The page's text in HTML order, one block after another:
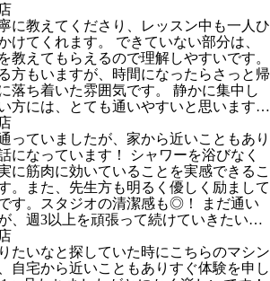
に教えてくださり、レッスン中も一人ひ
けてくれます。 できていない部分は、
教えてもらえるので理解しやすいです。
方もいますが、時間になったらさっと帰
落ち着いた雰囲気です。 静かに集中し
方には、とても通いやすいと思います。
います。
っていましたが、家から近いこともあり
になっています！ シャワーを浴びなく
に筋肉に効いていることを実感できるこ
。また、先生方も明るく優しく励まして
す。スタジオの清潔感も◎！ まだ通い
、週3以上を頑張って続けていきたいで
たいなと探していた時にこちらのマシン
自宅から近いこともありすぐ体験を申し